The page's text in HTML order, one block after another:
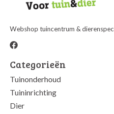
Webshop tuincentrum &
Categorieën
Tuinonderhoud
Tuininrichting
Dier